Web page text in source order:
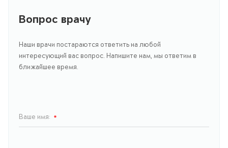
Вопрос врачу
Наши врачи постараются ответить на любой
интересующий вас вопрос. Напишите нам, мы ответим в
ближайшее время.
Ваше имя: *